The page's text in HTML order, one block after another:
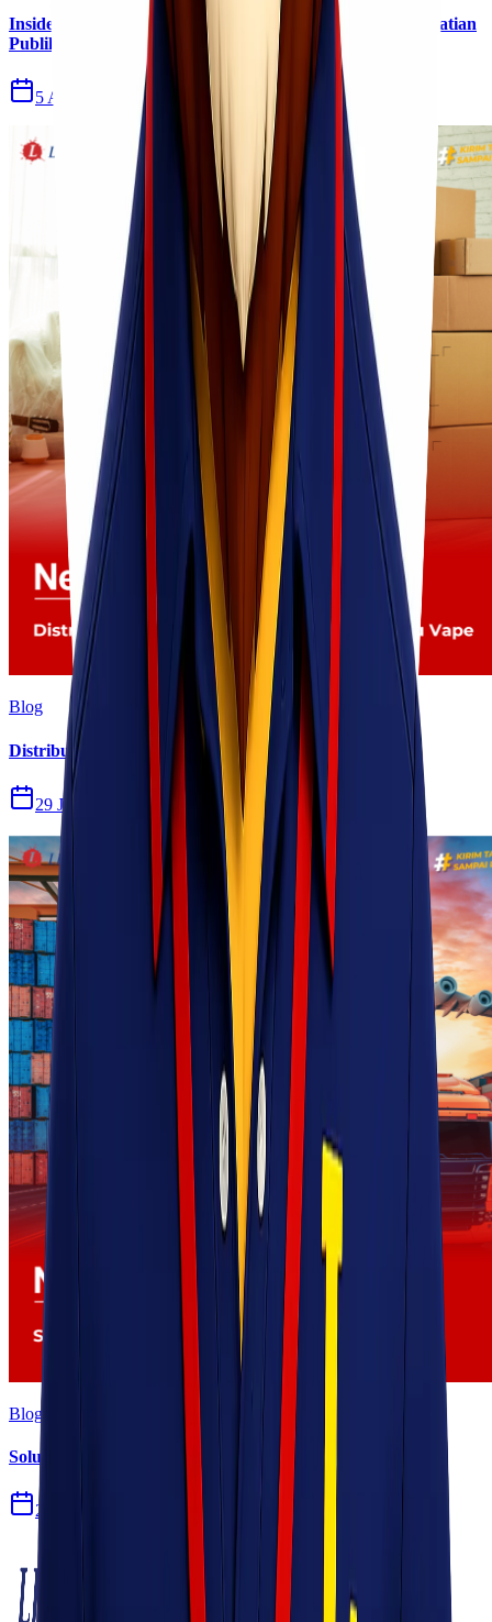
Insiden Kebakaran KM Mutiara Sentosa II Menjadi Perhatian
Publik
5 Agu 2026
Blog
Distribusi Pengiriman Rokok Elektronik atau Vape
29 Jul 2026
Blog
Solusi Logistik untuk Perusahaan Manufaktur
27 Jul 2026